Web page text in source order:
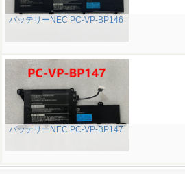
バッテリーNEC PC-VP-BP146
バッテリーNEC PC-VP-BP147